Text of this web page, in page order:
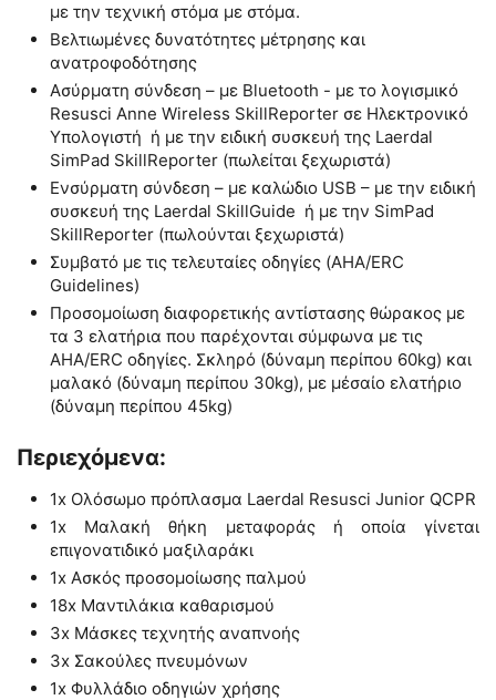
με την τεχνική στόμα με στόμα.
Βελτιωμένες δυνατότητες μέτρησης και
ανατροφοδότησης
Ασύρματη σύνδεση – με Bluetooth - με το λογισμικό
Resusci Anne Wireless SkillReporter σε Ηλεκτρονικό
Υπολογιστή ή με την ειδική συσκευή της Laerdal
SimPad SkillReporter (πωλείται ξεχωριστά)
Ενσύρματη σύνδεση – με καλώδιο USB – με την ειδική
συσκευή της Laerdal SkillGuide ή με την SimPad
SkillReporter (πωλούνται ξεχωριστά)
Συμβατό με τις τελευταίες οδηγίες (AHA/ERC
Guidelines)
Προσομοίωση διαφορετικής αντίστασης θώρακος με
τα 3 ελατήρια που παρέχονται σύμφωνα με τις
AHA/ERC οδηγίες. Σκληρό (δύναμη περίπου 60kg) και
μαλακό (δύναμη περίπου 30kg), με μέσαίο ελατήριο
(δύναμη περίπου 45kg)
Περιεχόμενα:
1x Ολόσωμο πρόπλασμα Laerdal Resusci Junior QCPR
1x Μαλακή θήκη μεταφοράς ή οποία γίνεται
επιγονατιδικό μαξιλαράκι
1x Ασκός προσομοίωσης παλμού
18x Μαντιλάκια καθαρισμού
3x Μάσκες τεχνητής αναπνοής
3x Σακούλες πνευμόνων
1x Φυλλάδιο οδηγιών χρήσης